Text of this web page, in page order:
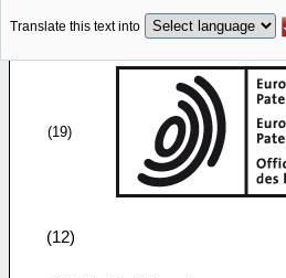
Translate this text into
(19)
(12)